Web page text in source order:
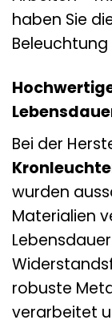
haben Sie
Beleuchtung
Bei der
wurden
Materialien
robuste
verarbeitet